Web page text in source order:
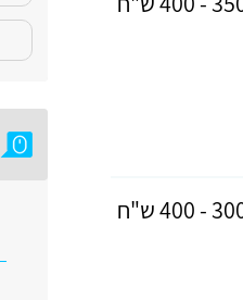
- 400 ש"ח